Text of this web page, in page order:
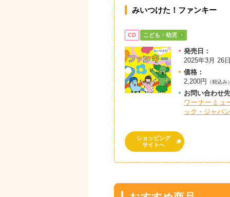
みいつけた！ファンキー
CD こども・幼児
発売日：
2025年3月 26
価格：
2,200円
（税込み
お問い合わせ
ワーナーミュ
ック・ジャパ
ショッピング
サイトへ